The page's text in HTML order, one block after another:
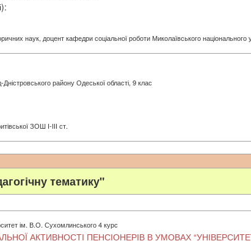
наук, доцент кафедри соціальної роботи Миколаївського
Дністровського району Одеської області, 9 клас
ЗОШ І-ІІІ ст.
тематику"
ім. В.О. Сухомлинського 4 курс
АКТИВНОСТІ ПЕНСІОНЕРІВ В УМОВАХ